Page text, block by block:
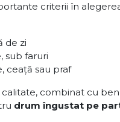
criterii în
de zi
sub faruri
ceață sau praf
combinat cu
drum îngustat pe